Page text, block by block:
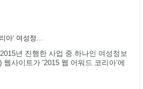
년 진행한 사업 중 하나인 여성정보
웹사이트가 '2015 웹 어워드 코리아'에